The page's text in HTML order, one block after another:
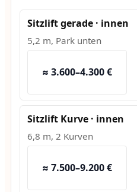
Sitzlift gerade · innen
5,2 m, Park unten
≈ 3.600–4.300 €
Sitzlift Kurve · innen
6,8 m, 2 Kurven
≈ 7.500–9.200 €